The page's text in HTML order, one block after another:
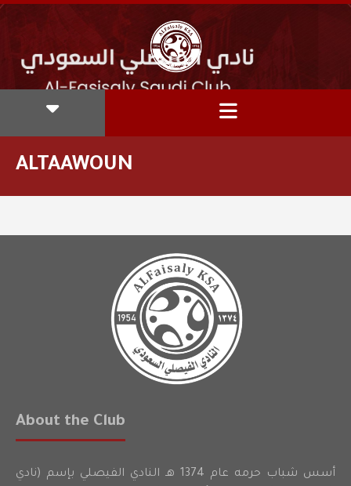
ALTAAWOUN
About the Club
أسس شباب حرمه عام 1374 هـ النادي الفيصلي بإسم (نادي